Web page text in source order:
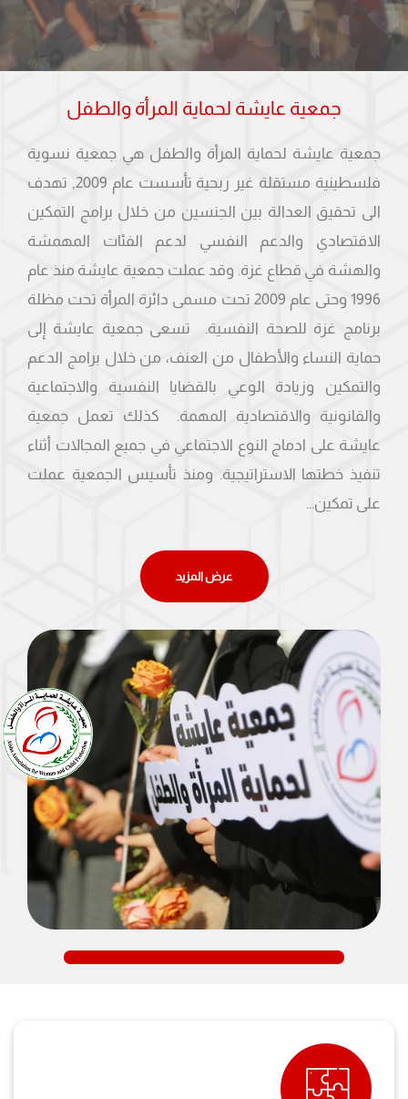
جمعية عايشة لحماية المرأة والطفل‎
جمعية عايشة لحماية المرأة والطفل هي جمعية نسوية
فلسطينية مستقلة غير ربحية تأسست عام 2009, تهدف
الى تحقيق العدالة بين الجنسين من خلال برامج التمكين
الاقتصادي والدعم النفسي لدعم الفئات المهمشة
والهشة في قطاع غزة. وقد عملت جمعية عايشة منذ عام
1996 وحتى عام 2009 تحت مسمى دائرة المرأة تحت مظلة
برنامج غزة للصحة النفسية. تسعى جمعية عايشة إلى
حماية النساء والأطفال من العنف، من خلال برامج الدعم
والتمكين وزيادة الوعي بالقضايا النفسية والاجتماعية
والقانونية والاقتصادية المهمة. كذلك تعمل جمعية
عايشة على ادماج النوع الاجتماعي في جميع المجالات أثناء
تنفيذ خطتها الاستراتيجية. ومنذ تأسيس الجمعية عملت
على تمكين...
عرض المزيد